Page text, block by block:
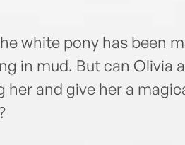
white pony has been
in mud. But can Olivia
her and give her a